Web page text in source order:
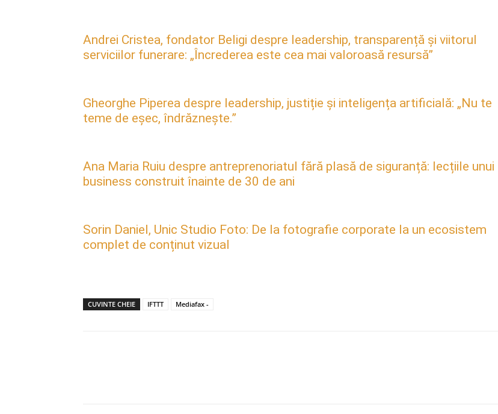
Andrei Cristea, fondator Beligi despre leadership, transparență și viitorul
serviciilor funerare: „Încrederea este cea mai valoroasă resursă”
Gheorghe Piperea despre leadership, justiție și inteligența artificială: „Nu te
teme de eșec, îndrăznește.”
Ana Maria Ruiu despre antreprenoriatul fără plasă de siguranță: lecțiile unui
business construit înainte de 30 de ani
Sorin Daniel, Unic Studio Foto: De la fotografie corporate la un ecosistem
complet de conținut vizual
CUVINTE CHEIE IFTTT Mediafax -